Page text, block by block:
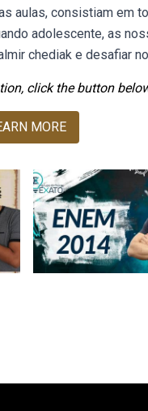
aulas, consistiam em
adolescente, as
chediak e desafiar
click the button
MORE